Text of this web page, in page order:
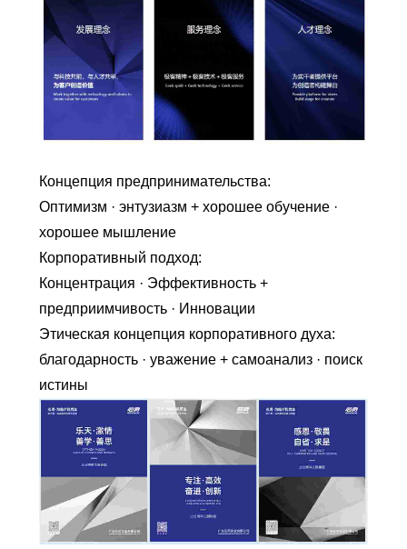
Концепция предпринимательства:
Оптимизм · энтузиазм + хорошее обучение ·
хорошее мышление
Корпоративный подход:
Концентрация · Эффективность +
предприимчивость · Инновации
Этическая концепция корпоративного духа:
благодарность · уважение + самоанализ · поиск
истины